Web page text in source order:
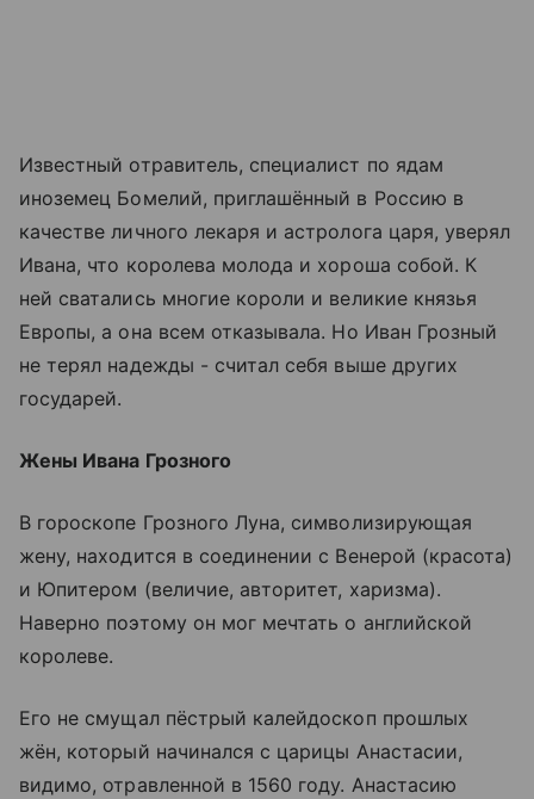
Известный отравитель, специалист по ядам
иноземец Бомелий, приглашённый в Россию в
качестве личного лекаря и астролога царя, уверял
Ивана, что королева молода и хороша собой. К
ней сватались многие короли и великие князья
Европы, а она всем отказывала. Но Иван Грозный
не терял надежды - считал себя выше других
государей.
Жены Ивана Грозного
В гороскопе Грозного Луна, символизирующая
жену, находится в соединении с Венерой (красота)
и Юпитером (величие, авторитет, харизма).
Наверно поэтому он мог мечтать о английской
королеве.
Его не смущал пёстрый калейдоскоп прошлых
жён, который начинался с царицы Анастасии,
видимо, отравленной в 1560 году. Анастасию